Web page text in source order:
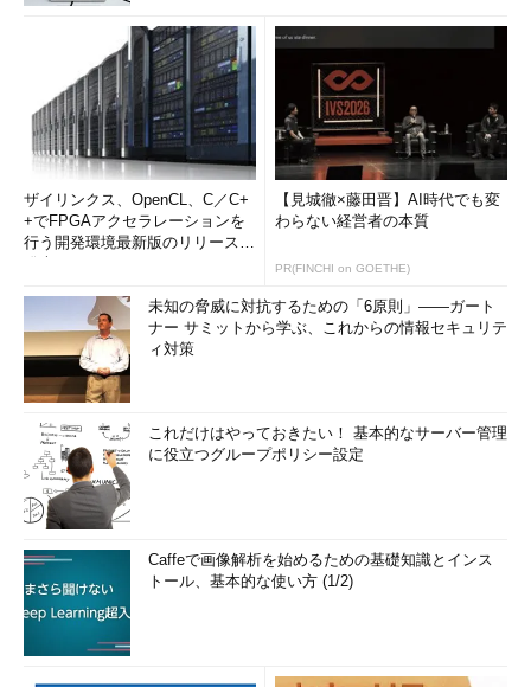
ザイリンクス、OpenCL、C／C+
+でFPGAアクセラレーションを
行う開発環境最新版のリリースを
【見城徹×藤田晋】AI時代でも変
わらない経営者の本質
PR(FINCHI on GOETHE)
未知の脅威に対抗するための「6原則」――ガート
ナー サミットから学ぶ、これからの情報セキュリテ
ィ対策
これだけはやっておきたい！ 基本的なサーバー管理
に役立つグループポリシー設定
Caffeで画像解析を始めるための基礎知識とインス
トール、基本的な使い方 (1/2)